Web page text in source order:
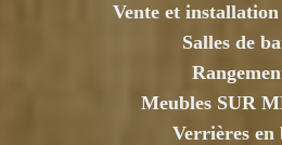
Vente et installation
Salles de
Meubles SUR
Verrières en